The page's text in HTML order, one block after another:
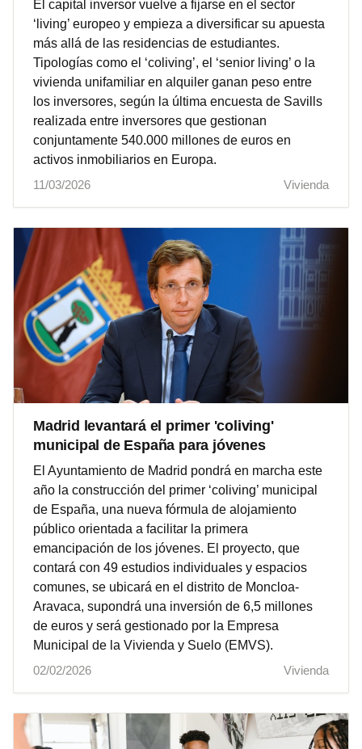
El capital inversor vuelve a fijarse en el sector
‘living’ europeo y empieza a diversificar su apuesta
más allá de las residencias de estudiantes.
Tipologías como el ‘coliving’, el ‘senior living’ o la
vivienda unifamiliar en alquiler ganan peso entre
los inversores, según la última encuesta de Savills
realizada entre inversores que gestionan
conjuntamente 540.000 millones de euros en
activos inmobiliarios en Europa.
11/03/2026
Vivienda
Madrid levantará el primer 'coliving'
municipal de España para jóvenes
El Ayuntamiento de Madrid pondrá en marcha este
año la construcción del primer ‘coliving’ municipal
de España, una nueva fórmula de alojamiento
público orientada a facilitar la primera
emancipación de los jóvenes. El proyecto, que
contará con 49 estudios individuales y espacios
comunes, se ubicará en el distrito de Moncloa-
Aravaca, supondrá una inversión de 6,5 millones
de euros y será gestionado por la Empresa
Municipal de la Vivienda y Suelo (EMVS).
02/02/2026
Vivienda